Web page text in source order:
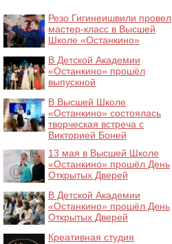
Резо Гигинеишвили провел
мастер-класс в Высшей
Школе «Останкино»
В Детской Академии
«Останкино» прошёл
выпускной
В Высшей Школе
«Останкино» состоялась
творческая встреча с
Викторией Боней
13 мая в Высшей Школе
«Останкино» прошёл День
Открытых Дверей
В Детской Академии
«Останкино» прошёл День
Открытых Дверей
Креативная студия